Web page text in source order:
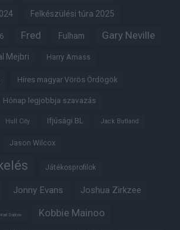
Felkészülési túra 2025
Fred Fulham Gary Neville
Mejbri Harry Amass
Híres magyar Vörös Ördögök
Hónap legjobbja szavazás
Hull City Ifjúsági BL Jack Butland
Jason Wilcox
Játékosprofilok
Jonny Evans Joshua Zirkzee
Karl Darlow Kobbie Mainoo